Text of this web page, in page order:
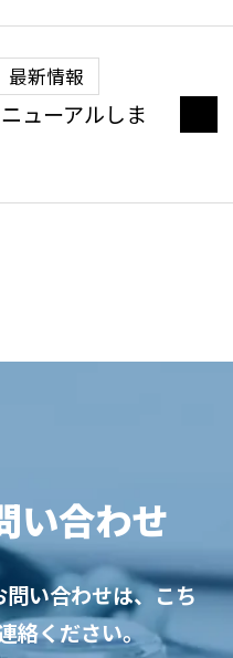
わせ
最新情報
ューアルしま
い合わせ
い合わせは、こち
絡ください。